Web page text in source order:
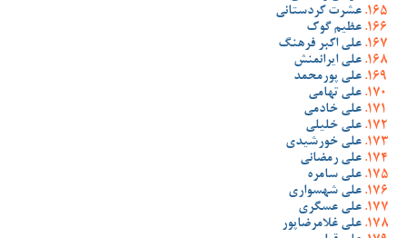
عشرت کردستانی
عظیم گوک
علی اکبر فرهنگ
علی ایرانمنش
علی پورمحمد
علی تهامی
علی خادمی
علی خلیلی
علی خورشیدی
علی رمضانی
علی سامره
علی شهسواری
علی عسگری
علی غلامرضاپور